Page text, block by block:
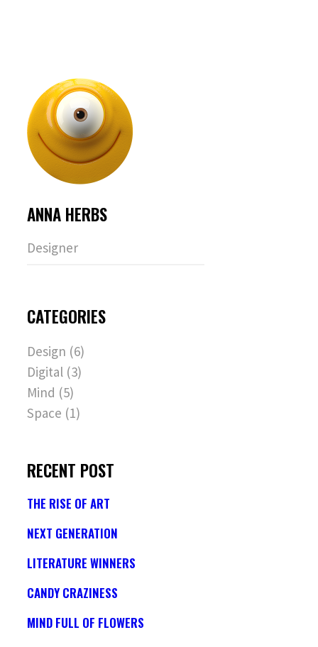
ANNA HERBS
Designer
CATEGORIES
Design (6)
Digital (3)
Mind (5)
Space (1)
RECENT POST
THE RISE OF ART
NEXT GENERATION
LITERATURE WINNERS
CANDY CRAZINESS
MIND FULL OF FLOWERS